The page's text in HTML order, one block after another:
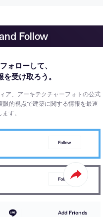
Follow
ォローして、
受け取ろう。
ア、アーキテクチャーフォトの公式
眼的視点で建築に関する情報を最速
す。
Follow
Follow
Add Friends